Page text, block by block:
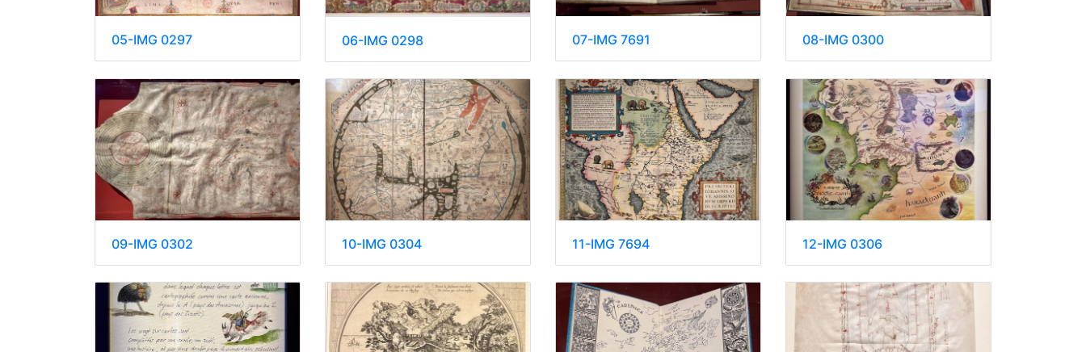
05-IMG 0297 06-IMG 0298 07-IMG 7691 08-IMG 0300
09-IMG 0302 10-IMG 0304 11-IMG 7694 12-IMG 0306